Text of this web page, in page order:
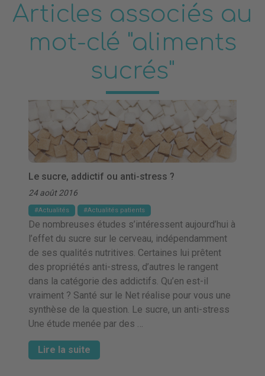
Articles associés au
mot-clé "aliments
sucrés"
Le sucre, addictif ou anti-stress ?
24 août 2016
Actualités Actualités patients
De nombreuses études s’intéressent aujourd’hui à
l’effet du sucre sur le cerveau, indépendamment
de ses qualités nutritives. Certaines lui prêtent
des propriétés anti-stress, d’autres le rangent
dans la catégorie des addictifs. Qu’en est-il
vraiment ? Santé sur le Net réalise pour vous une
synthèse de la question. Le sucre, un anti-stress
Une étude menée par des …
Lire la suite